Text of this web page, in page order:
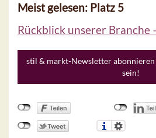
Meist gelesen: Platz 5
Rückblick unserer Branche
stil & markt-Newsletter
sein!